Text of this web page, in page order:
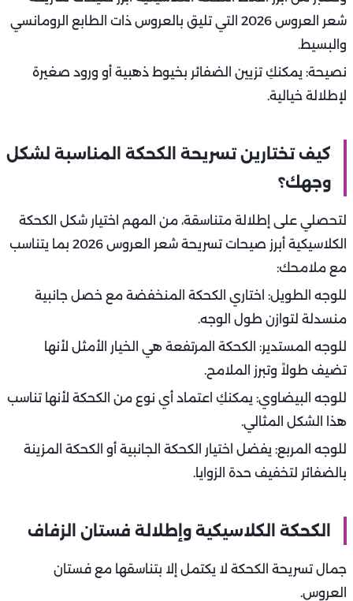
شعر العروس 2026 التي تليق بالعروس ذات الطابع الرومانسي
والبسيط.
نصيحة: يمكنكِ تزيين الضفائر بخيوط ذهبية أو ورود صغيرة
لإطلالة خيالية.
كيف تختارين تسريحة الكحكة المناسبة لشكل
وجهك؟
لتحصلي على إطلالة متناسقة، من المهم اختيار شكل الكحكة
الكلاسيكية أبرز صيحات تسريحة شعر العروس 2026 بما يتناسب
مع ملامحك:
للوجه الطويل: اختاري الكحكة المنخفضة مع خصل جانبية
منسدلة لتوازن طول الوجه.
للوجه المستدير: الكحكة المرتفعة هي الخيار الأمثل لأنها
تضيف طولاً وتبرز الملامح.
للوجه البيضاوي: يمكنكِ اعتماد أي نوع من الكحكة لأنها تناسب
هذا الشكل المثالي.
للوجه المربع: يفضل اختيار الكحكة الجانبية أو الكحكة المزينة
بالضفائر لتخفيف حدة الزوايا.
الكحكة الكلاسيكية وإطلالة فستان الزفاف
جمال تسريحة الكحكة لا يكتمل إلا بتناسقها مع فستان
العروس.